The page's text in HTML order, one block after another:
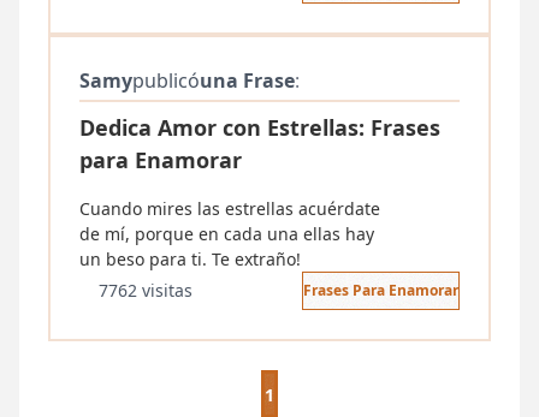
Samypublicóuna Frase:
Dedica Amor con Estrellas: Frases
para Enamorar
Cuando mires las estrellas acuérdate
de mí, porque en cada una ellas hay
un beso para ti. Te extraño!
7762 visitas
Frases Para Enamorar
1